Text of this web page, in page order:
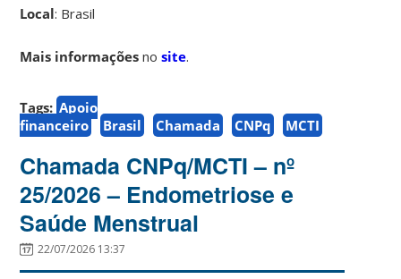
Local: Brasil
Mais informações nosite.
Tags: Apoio
financeiro
Brasil Chamada CNPq MCTI
Chamada CNPq/MCTI – nº
25/2026 – Endometriose e
Saúde Menstrual
22/07/2026 13:37